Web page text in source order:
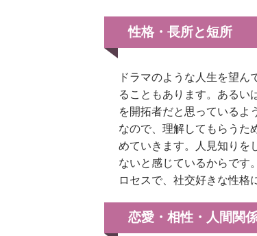
性格・長所と短所
ドラマのような人生を望
ることもあります。あるい
を開拓者だと思っているよ
なので、理解してもらうた
めていきます。人見知りを
ないと感じているからです
ロセスで、社交好きな性格
恋愛・相性・人間関